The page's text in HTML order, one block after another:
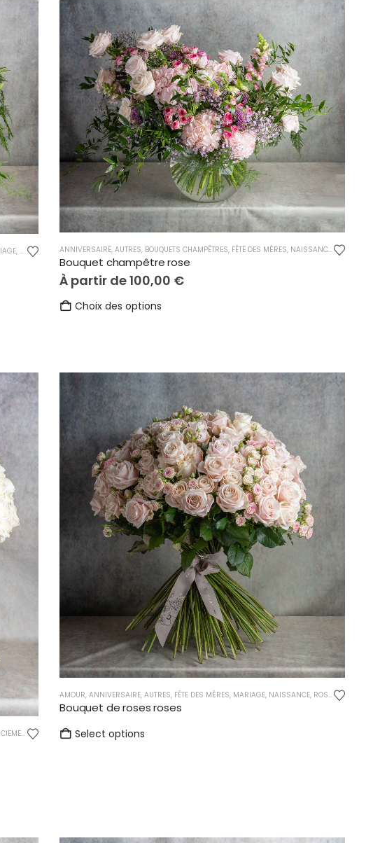
, NAISSANCE,REMERCIEMENTS
ANNIVERSAIRE, AUTRES, BOUQUETS CHAMPÊTRES, FÊTE DES MÈRES, NAISSANCE ,
Bouquet champêtre rose
À partir de100,00 €
Choix des optionsCe
variations.
Les
options
peuvent
être
choisies
sur
la
page
du
produit
,ROSES
AMOUR, ANNIVERSAIRE, AUTRES, FÊTE DES MÈRES, MARIAGE, NAISSANCE, ROSES
Bouquet de roses roses
Select options